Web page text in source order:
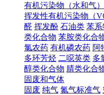
有机污染物（水和气）
挥发性有机污染物（
醛 挥发酚 石油类 苯系
类化合物 苯胺类化合
氯农药 有机磷农药 阿
多环芳烃 二噁英类 多
醇类化合物 腈类化合
固废和气体
固废 纯气 氮气标准气